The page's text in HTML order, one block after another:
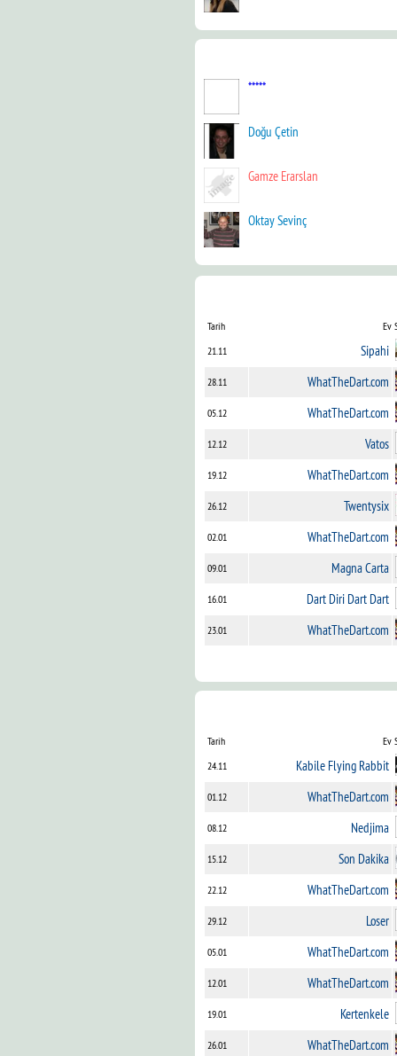
*****
Doğu Çetin
Gamze Erarslan
Oktay Sevinç
Tarih
Ev
21.11
Sipahi
28.11 WhatTheDart.com
05.12 WhatTheDart.com
12.12 Vatos
19.12 WhatTheDart.com
26.12 Twentysix
02.01 WhatTheDart.com
09.01 Magna Carta
16.01 Dart Diri Dart Dart
23.01 WhatTheDart.com
Tarih
Ev
24.11
Kabile Flying Rabbit
01.12 WhatTheDart.com
08.12 Nedjima
15.12 Son Dakika
22.12 WhatTheDart.com
29.12 Loser
05.01 WhatTheDart.com
12.01 WhatTheDart.com
19.01 Kertenkele
26.01 WhatTheDart.com